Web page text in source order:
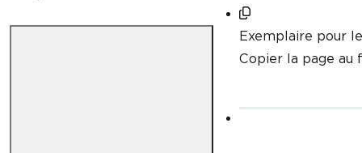
Exemplaire pour
Copier la page au